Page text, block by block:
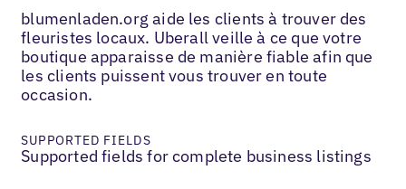
blumenladen.org aide les clients à trouver des
fleuristes locaux. Uberall veille à ce que votre
boutique apparaisse de manière fiable afin que
les clients puissent vous trouver en toute
occasion.
SUPPORTED FIELDS
Supported fields for complete business listings